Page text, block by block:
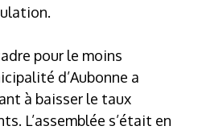
pour le moins
d’Aubonne a
à baisser le taux
L’assemblée s’était en